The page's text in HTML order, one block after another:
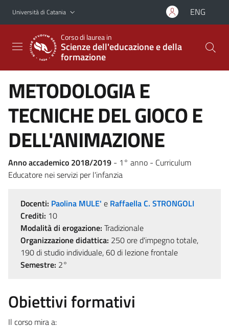
Vai al contenuto principale
Vai al menu di navigazione
Università di Catania ENG
Corso di laurea in
Scienze dell'educazione e della
formazione
METODOLOGIA E
TECNICHE DEL GIOCO E
DELL'ANIMAZIONE
Anno accademico 2018/2019 - 1° anno - Curriculum
Educatore nei servizi per l'infanzia
Docenti: Paolina MULE' e Raffaella C. STRONGOLI
Crediti: 10
Modalità di erogazione: Tradizionale
Organizzazione didattica: 250 ore d'impegno totale,
190 di studio individuale, 60 di lezione frontale
Semestre: 2°
Obiettivi formativi
Il corso mira a: